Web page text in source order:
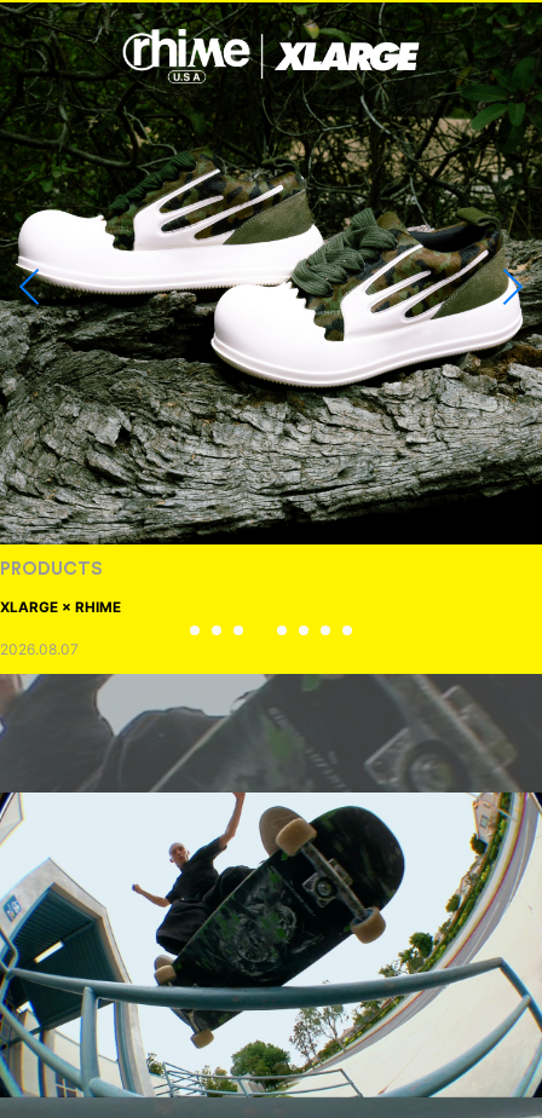
VOICE OF FREEDOM
AKIRA OZAWA / 尾澤 彰
2021.09.02